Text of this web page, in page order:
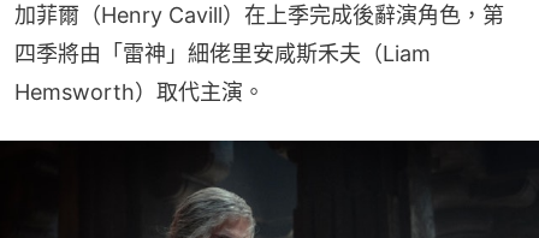
加菲爾（Henry Cavill）在上季完成後辭演角色，第
四季將由「雷神」細佬里安咸斯禾夫（Liam
Hemsworth）取代主演。